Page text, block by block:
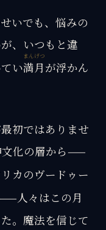
いでも、悩みの
、いつもと違
い満月
まんげつ
が浮かん
初ではありませ
文化の層から——
カのヴードゥー
人々はこの月
。魔法を信じて